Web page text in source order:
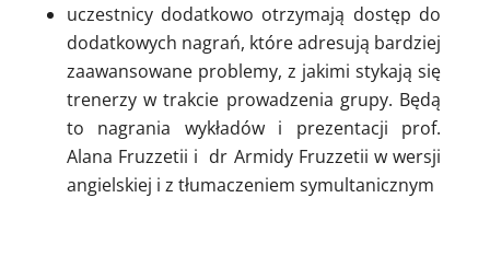
uczestnicy dodatkowo otrzymają dostęp do
dodatkowych nagrań, które adresują bardziej
zaawansowane problemy, z jakimi stykają się
trenerzy w trakcie prowadzenia grupy. Będą
to nagrania wykładów i prezentacji prof.
Alana Fruzzetii i dr Armidy Fruzzetii w wersji
angielskiej i z tłumaczeniem symultanicznym